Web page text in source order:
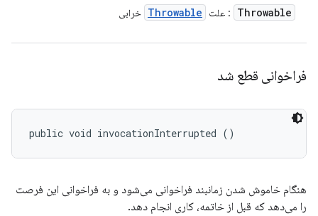
Throwable : علت Throwable خرابی
فراخوانی قطع شد
public void invocationInterrupted ()
هنگام خاموش شدن زمانبند فراخوانی می‌شود و به فراخوانی این فرصت
را می‌دهد که قبل از خاتمه، کاری انجام دهد.